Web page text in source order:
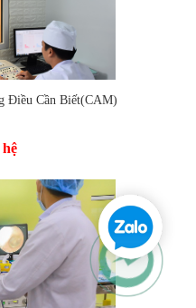
Điều Cần Biết(CAM)